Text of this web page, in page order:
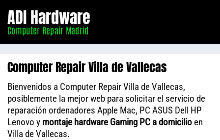
Madrid
ADI Hardware
Computer Repair Madrid
Computer Repair Villa de Vallecas
Bienvenidos a Computer Repair Villa de Vallecas,
posiblemente la mejor web para solicitar el servicio de
reparación ordenadores Apple Mac, PC ASUS Dell HP
Lenovo y montaje hardware Gaming PC a domicilio en
Villa de Vallecas.